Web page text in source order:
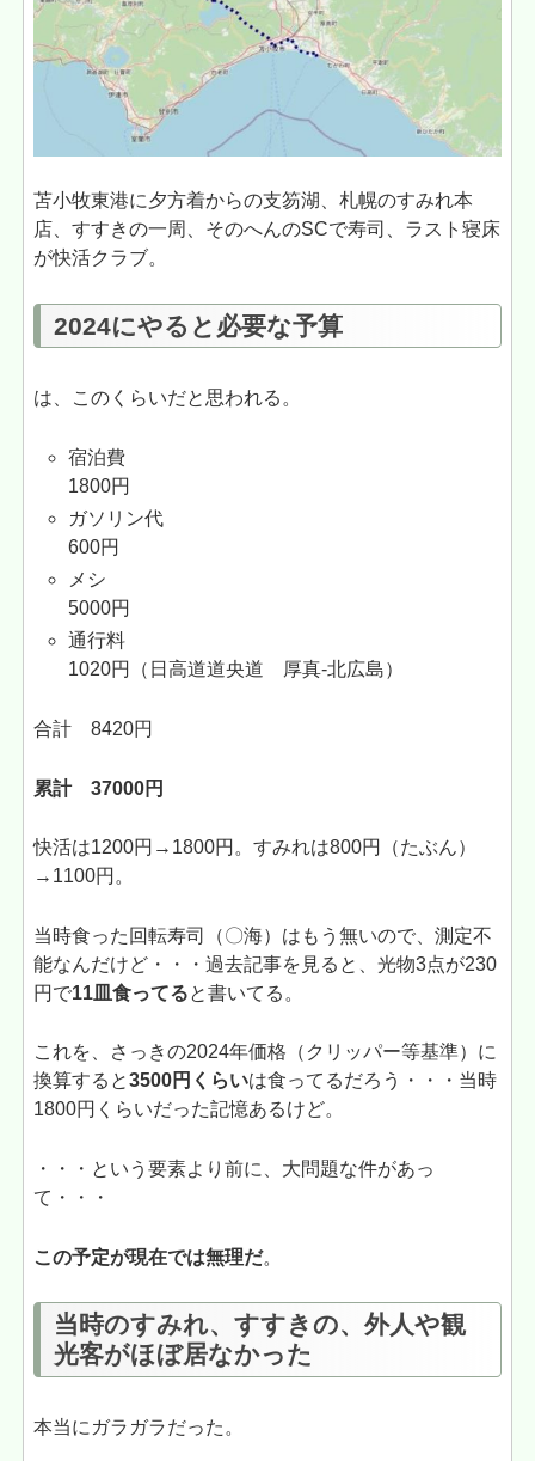
苫小牧東港に夕方着からの支笏湖、札幌のすみれ本
店、すすきの一周、そのへんのSCで寿司、ラスト寝床
が快活クラブ。
2024にやると必要な予算
は、このくらいだと思われる。
宿泊費
1800円
ガソリン代
600円
メシ
5000円
通行料
1020円（日高道道央道 厚真-北広島）
合計 8420円
累計 37000円
快活は1200円→1800円。すみれは800円（たぶん）
→1100円。
当時食った回転寿司（〇海）はもう無いので、測定不
能なんだけど・・・過去記事を見ると、光物3点が230
円で11皿食ってると書いてる。
これを、さっきの2024年価格（クリッパー等基準）に
換算すると3500円くらいは食ってるだろう・・・当時
1800円くらいだった記憶あるけど。
・・・という要素より前に、大問題な件があっ
て・・・
この予定が現在では無理だ。
当時のすみれ、すすきの、外人や観
光客がほぼ居なかった
本当にガラガラだった。